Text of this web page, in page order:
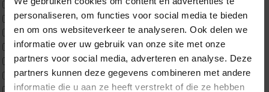
personaliseren, om functies voor social media te bieden
en om ons websiteverkeer te analyseren. Ook delen we
informatie over uw gebruik van onze site met onze
partners voor social media, adverteren en analyse. Deze
partners kunnen deze gegevens combineren met andere
informatie die u aan ze heeft verstrekt of die ze hebben
Custom
CustomBoxspring
ErkendMatras 1 Pers
ErkendMatras 2 Pers
ErkendMatras twijfelaar product
Matrassen
Matrastopper 10cm
×